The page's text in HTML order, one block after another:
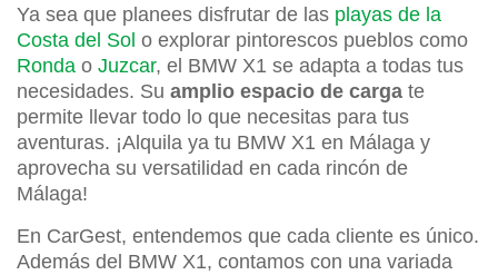
Ya sea que planees disfrutar de las playas de la
Costa del Sol o explorar pintorescos pueblos como
Ronda o Juzcar, el BMW X1 se adapta a todas tus
necesidades. Su amplio espacio de carga te
permite llevar todo lo que necesitas para tus
aventuras. ¡Alquila ya tu BMW X1 en Málaga y
aprovecha su versatilidad en cada rincón de
Málaga!
En CarGest, entendemos que cada cliente es único.
Además del BMW X1, contamos con una variada